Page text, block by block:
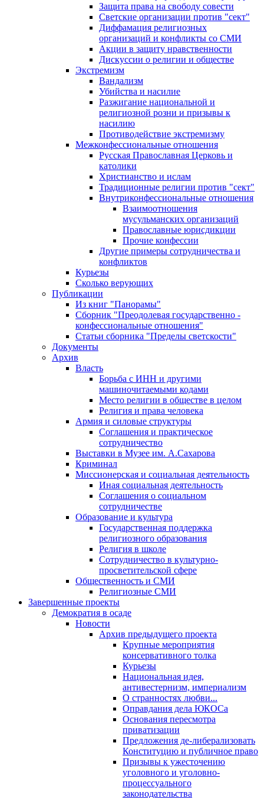
Защита права на свободу совести
Светские организации против "сект"
Диффамация религиозных
организаций и конфликты со СМИ
Акции в защиту нравственности
Дискуссии о религии и обществе
Экстремизм
Вандализм
Убийства и насилие
Разжигание национальной и
религиозной розни и призывы к
насилию
Противодействие экстремизму
Межконфессиональные отношения
Русская Православная Церковь и
католики
Христианство и ислам
Традиционные религии против "сект"
Внутриконфессиональные отношения
Взаимоотношения
мусульманских организаций
Православные юрисдикции
Прочие конфессии
Другие примеры сотрудничества и
конфликтов
Курьезы
Сколько верующих
Публикации
Из книг "Панорамы"
Сборник "Преодолевая государственно -
конфессиональные отношения"
Статьи сборника "Пределы светскости"
Документы
Архив
Власть
Борьба с ИНН и другими
машиночитаемыми кодами
Место религии в обществе в целом
Религия и права человека
Армия и силовые структуры
Соглашения и практическое
сотрудничество
Выставки в Музее им. А.Сахарова
Криминал
Миссионерская и социальная деятельность
Иная социальная деятельность
Соглашения о социальном
сотрудничестве
Образование и культура
Государственная поддержка
религиозного образования
Религия в школе
Сотрудничество в культурно-
просветительской сфере
Общественность и СМИ
Религиозные СМИ
Завершенные проекты
Демократия в осаде
Новости
Архив предыдущего проекта
Крупные мероприятия
консервативного толка
Курьезы
Национальная идея,
антивестернизм, империализм
О странностях любви...
Оправдания дела ЮКОСа
Основания пересмотра
приватизации
Предложения де-либерализовать
Конституцию и публичное право
Призывы к ужесточению
уголовного и уголовно-
процессуального
законодательства